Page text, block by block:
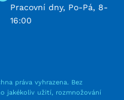
Pracovní dny, Po-Pá, 8-
16:00
práva vyhrazena. Bez
jakékoliv užití, rozmnožování